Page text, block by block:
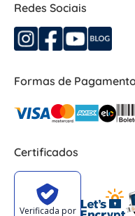
Redes Sociais
Formas de
Certificados